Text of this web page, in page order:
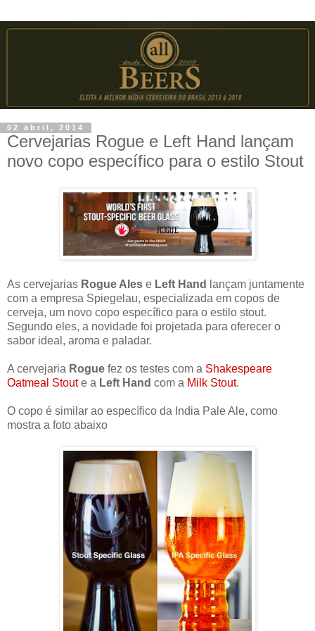
02 abril, 2014
Cervejarias Rogue e Left Hand lançam
novo copo específico para o estilo Stout
As cervejarias Rogue Ales e Left Hand
lançam juntamente
com a empresa Spiegelau, especializada em copos de
cerveja, um novo copo específico para o estilo stout.
Segundo eles, a novidade foi projetada para oferecer o
sabor ideal, aroma e paladar.
A cervejaria Rogue fez os testes com a Shakespeare
Oatmeal Stoute a Left Hand com a Milk Stout.
O copo é similar ao específico da India Pale Ale, como
mostra a foto abaixo